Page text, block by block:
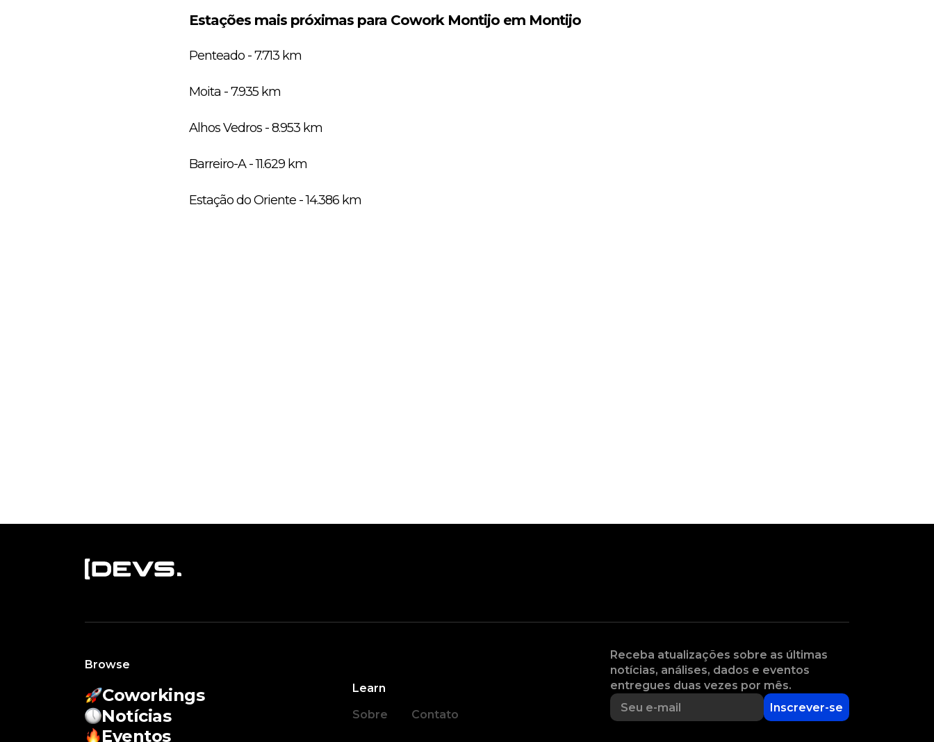
Estações mais próximas para Cowork Montijo em Montijo
Penteado - 7.713 km
Moita - 7.935 km
Alhos Vedros - 8.953 km
Barreiro-A - 11.629 km
Estação do Oriente - 14.386 km
Browse
Coworkings
Notícias
Eventos
Learn
Sobre
Contato
Receba atualizações sobre as últimas
notícias, análises, dados e eventos
entregues duas vezes por mês.
Inscrever-se